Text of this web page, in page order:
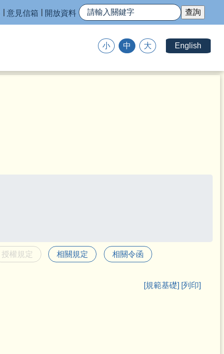
意見信箱 開放資料
小 中 大 English
授權規定 相關規定 相關令函
[規範基礎] [列印]